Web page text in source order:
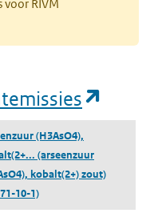
voor RIVM
(H3AsO4),
(arseenzuur
kobalt(2+) zout)
10-1)